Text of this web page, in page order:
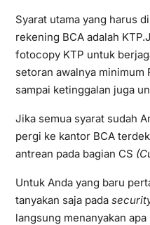
Syarat utama yang harus
rekening BCA adalah
fotocopy KTP untuk
setoran awalnya minimum
sampai ketinggalan juga
Jika semua syarat sudah
pergi ke kantor BCA
antrean pada bagian CS
Untuk Anda yang baru
tanyakan saja pada
langsung menanyakan